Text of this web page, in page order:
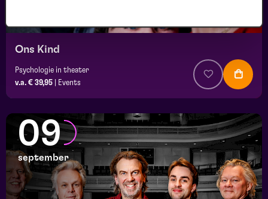
Ons Kind
Psychologie in theater
v.a. € 39,95
Events
09
september